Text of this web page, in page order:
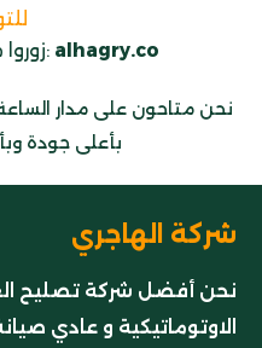
زوروا موقعنا الإلكتروني: alhagry.co
نحن متاحون على مدار
بأعلى جودة
شركة الهاجري
نحن أفضل شركة تصليح
الاوتوماتيكية و عادي